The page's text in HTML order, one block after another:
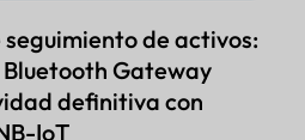
de activos:
Gateway
definitiva con
IoT